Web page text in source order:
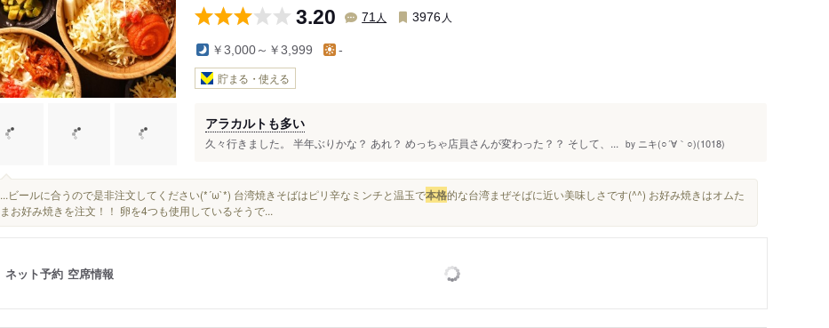
3.20 71 人 3976 人
￥3,000～￥3,999 -
貯まる・使える
アラカルトも多い
久々行きました。 半年ぶりかな？ あれ？ めっちゃ店員さんが変わった？？ そして、... by ニキ(○´∀｀○)(1018)
...ビールに合うので是非注文してください(*´ω`*) 台湾焼きそばはピリ辛なミンチと温玉で本格的な台湾まぜそばに近い美味しさです(^^) お好み焼きはオムた
まお好み焼きを注文！！ 卵を4つも使用しているそうで...
ネット予約 空席情報